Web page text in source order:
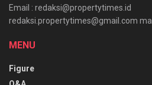
Email : redaksi@propertytimes.id
redaksi.propertytimes@gmail.com
MENU
Figure